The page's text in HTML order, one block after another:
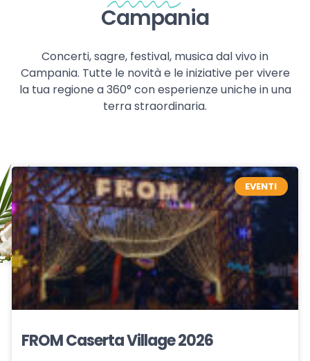
Campania
Concerti, sagre, festival, musica dal vivo in
Campania. Tutte le novità e le iniziative per vivere
la tua regione a 360° con esperienze uniche in una
terra straordinaria.
EVENTI
FROM Caserta Village 2026